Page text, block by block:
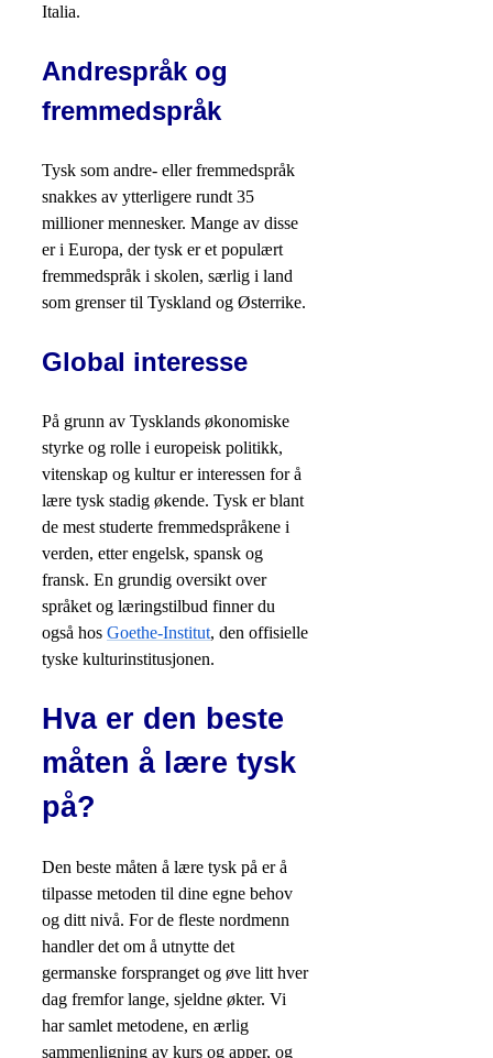
Italia.
Andrespråk og
fremmedspråk
Tysk som andre- eller fremmedspråk
snakkes av ytterligere rundt 35
millioner mennesker. Mange av disse
er i Europa, der tysk er et populært
fremmedspråk i skolen, særlig i land
som grenser til Tyskland og Østerrike.
Global interesse
På grunn av Tysklands økonomiske
styrke og rolle i europeisk politikk,
vitenskap og kultur er interessen for å
lære tysk stadig økende. Tysk er blant
de mest studerte fremmedspråkene i
verden, etter engelsk, spansk og
fransk. En grundig oversikt over
språket og læringstilbud finner du
også hos Goethe-Institut, den offisielle
tyske kulturinstitusjonen.
Hva er den beste
måten å lære tysk
på?
Den beste måten å lære tysk på er å
tilpasse metoden til dine egne behov
og ditt nivå. For de fleste nordmenn
handler det om å utnytte det
germanske forspranget og øve litt hver
dag fremfor lange, sjeldne økter. Vi
har samlet metodene, en ærlig
sammenligning av kurs og apper, og